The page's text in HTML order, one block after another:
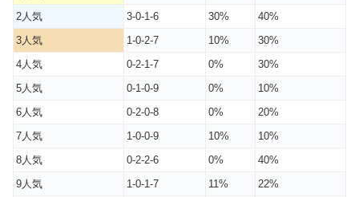
2人気
3-0-1-6 30%
40%
3人気
1-0-2-7 10%
30%
4人気
0-2-1-7 0%
30%
5人気
0-1-0-9 0%
10%
6人気
0-2-0-8 0%
20%
7人気
1-0-0-9 10%
10%
8人気
0-2-2-6 0%
40%
9人気
1-0-1-7 11%
22%